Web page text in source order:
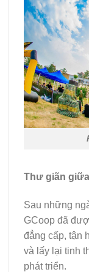
Thư giãn
Sau những
GCoop đã
đẳng cấp, tận
và lấy lại tinh
phát triển.